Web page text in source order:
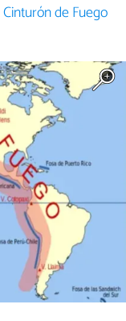
Cinturón de Fuego